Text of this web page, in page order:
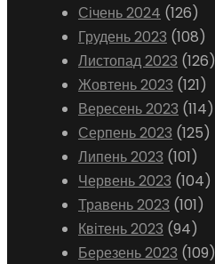
Січень 2024 (126)
Грудень 2023 (108)
Листопад 2023 (126)
Жовтень 2023 (121)
Вересень 2023 (114)
Серпень 2023 (125)
Липень 2023 (101)
Червень 2023 (104)
Травень 2023 (101)
Квітень 2023 (94)
Березень 2023 (109)